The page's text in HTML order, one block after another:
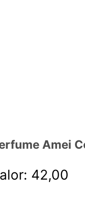
Amei
42,00